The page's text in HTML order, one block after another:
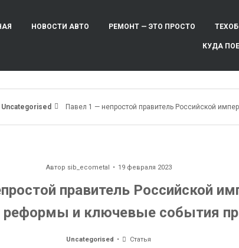
НОВОСТИ АВТО РЕМОНТ — ЭТО ПРОСТО
КУДА
Uncategorised Павел 1 — непростой правитель Российской
Автор sib_ecometal 19 февраля 2023
правитель Российской
реформы и ключевые события
Uncategorised Статья